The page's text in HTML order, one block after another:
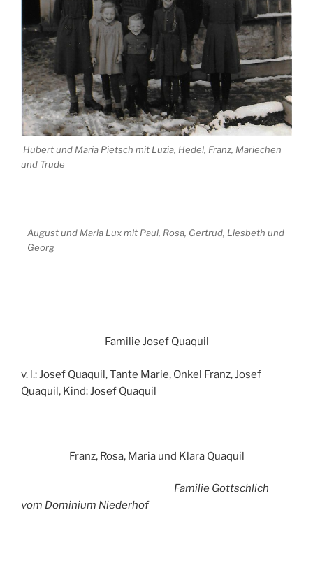
Hubert und Maria Pietsch mit Luzia, Hedel, Franz, Mariechen
und Trude
August und Maria Lux mit Paul, Rosa, Gertrud, Liesbeth und
Georg
Familie Josef Quaquil
v. l.: Josef Quaquil, Tante Marie, Onkel Franz, Josef
Quaquil, Kind: Josef Quaquil
Franz, Rosa, Maria und Klara Quaquil
Familie Gottschlich
vom Dominium Niederhof